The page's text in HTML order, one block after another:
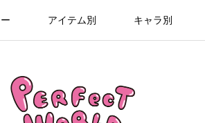
アイテム別 キャラ別